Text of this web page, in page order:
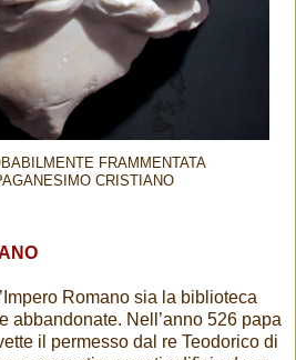
FRAMMENTATA
CRISTIANO
Romano sia la biblioteca
abbandonate. Nell’anno 526 papa
il permesso dal re Teodorico di